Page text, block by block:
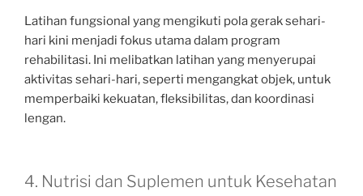
Latihan fungsional yang mengikuti pola gerak sehari-
hari kini menjadi fokus utama dalam program
rehabilitasi. Ini melibatkan latihan yang menyerupai
aktivitas sehari-hari, seperti mengangkat objek, untuk
memperbaiki kekuatan, fleksibilitas, dan koordinasi
lengan.
4. Nutrisi dan Suplemen untuk Kesehatan